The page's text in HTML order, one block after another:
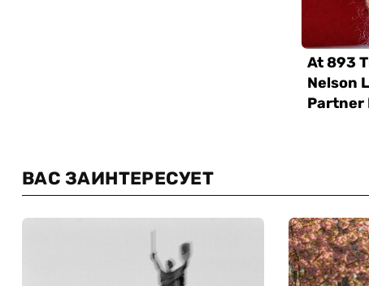
ВАС ЗАИНТЕРЕСУЕТ